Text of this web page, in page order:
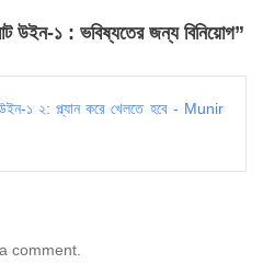
১ : ভবিষ্যতের জন্য বিনিয়োগ”
১ ২: প্ল্যান করে খেলতে হবে - Munir
comment.